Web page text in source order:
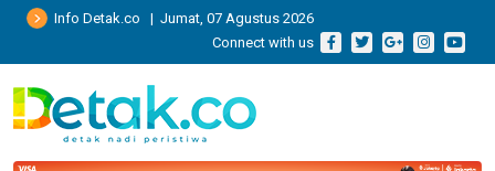
Info Detak.co | Jumat, 07 Agustus 2026
Connect with us